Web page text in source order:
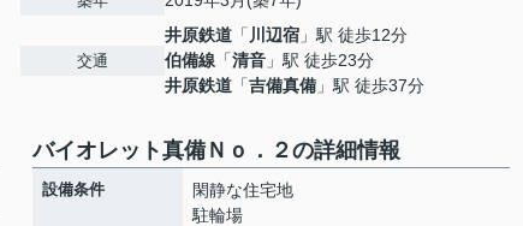
交通
井原鉄道 「 川辺宿 」駅 徒歩12分
伯備線 「清音 」駅 徒歩23分
井原鉄道 「吉備真備 」駅 徒歩37分
バイオレット真備Ｎｏ．２の詳細情報
設備条件
閑静な住宅地
駐輪場